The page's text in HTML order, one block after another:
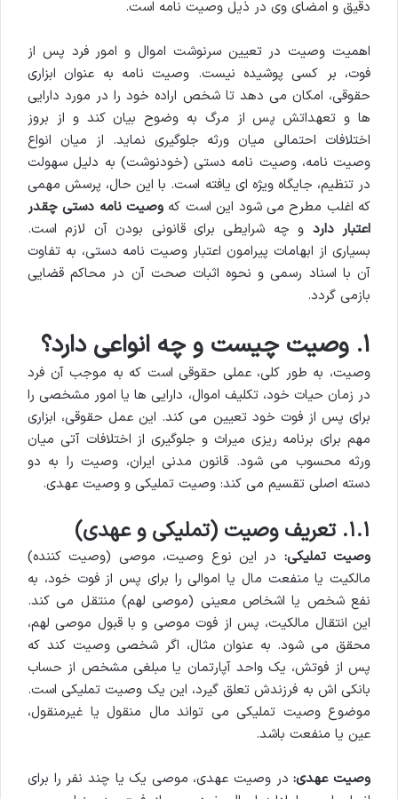
دقیق و امضای وی در ذیل وصیت نامه است.
اهمیت وصیت در تعیین سرنوشت اموال و امور فرد پس از
فوت، بر کسی پوشیده نیست. وصیت نامه به عنوان ابزاری
حقوقی، امکان می دهد تا شخص اراده خود را در مورد دارایی
ها و تعهداتش پس از مرگ به وضوح بیان کند و از بروز
اختلافات احتمالی میان ورثه جلوگیری نماید. از میان انواع
وصیت نامه، وصیت نامه دستی (خودنوشت) به دلیل سهولت
در تنظیم، جایگاه ویژه ای یافته است. با این حال، پرسش مهمی
که اغلب مطرح می شود این است که وصیت نامه دستی چقدر
اعتبار دارد و چه شرایطی برای قانونی بودن آن لازم است.
بسیاری از ابهامات پیرامون اعتبار وصیت نامه دستی، به تفاوت
آن با اسناد رسمی و نحوه اثبات صحت آن در محاکم قضایی
بازمی گردد.
۱. وصیت چیست و چه انواعی دارد؟
وصیت، به طور کلی، عملی حقوقی است که به موجب آن فرد
در زمان حیات خود، تکلیف اموال، دارایی ها یا امور مشخصی را
برای پس از فوت خود تعیین می کند. این عمل حقوقی، ابزاری
مهم برای برنامه ریزی میراث و جلوگیری از اختلافات آتی میان
ورثه محسوب می شود. قانون مدنی ایران، وصیت را به دو
دسته اصلی تقسیم می کند: وصیت تملیکی و وصیت عهدی.
۱.۱. تعریف وصیت (تملیکی و عهدی)
وصیت تملیکی: در این نوع وصیت، موصی (وصیت کننده)
مالکیت یا منفعت مال یا اموالی را برای پس از فوت خود، به
نفع شخص یا اشخاص معینی (موصی لهم) منتقل می کند.
این انتقال مالکیت، پس از فوت موصی و با قبول موصی لهم،
محقق می شود. به عنوان مثال، اگر شخصی وصیت کند که
پس از فوتش، یک واحد آپارتمان یا مبلغی مشخص از حساب
بانکی اش به فرزندش تعلق گیرد، این یک وصیت تملیکی است.
موضوع وصیت تملیکی می تواند مال منقول یا غیرمنقول،
عین یا منفعت باشد.
وصیت عهدی:در وصیت عهدی، موصی یک یا چند نفر را برای